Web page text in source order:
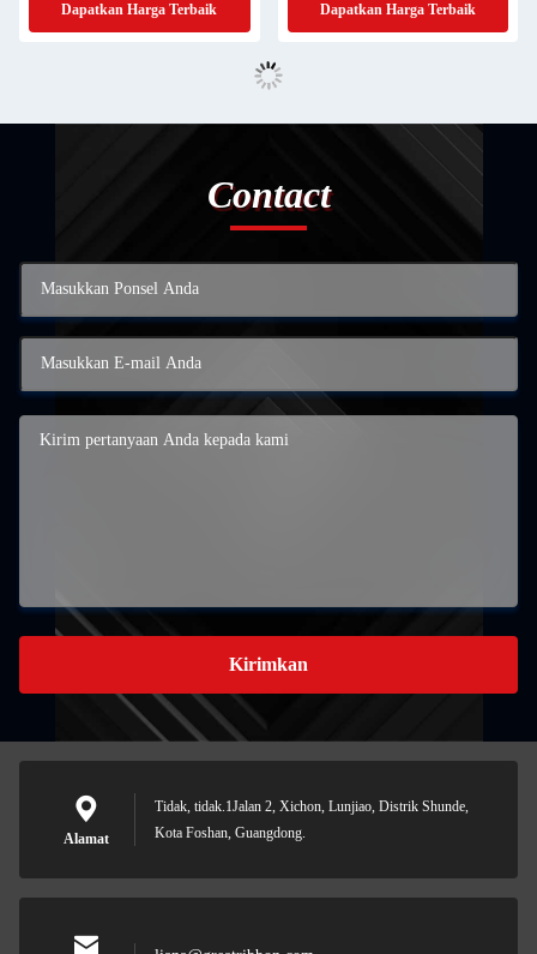
Dapatkan Harga Terbaik Dapatkan Harga Terbaik
Contact
Kirimkan
Alamat
Tidak, tidak.1Jalan 2, Xichon, Lunjiao, Distrik Shunde,
Kota Foshan, Guangdong.